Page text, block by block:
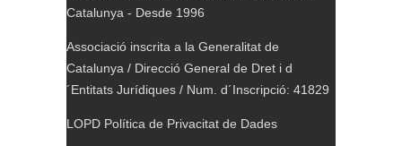
Catalunya - Desde 1996
Associació inscrita a la Generalitat de
Catalunya / Direcció General de Dret i d
´Entitats Jurídiques / Num. d´Inscripció: 41829
LOPD Política de Privacitat de Dades